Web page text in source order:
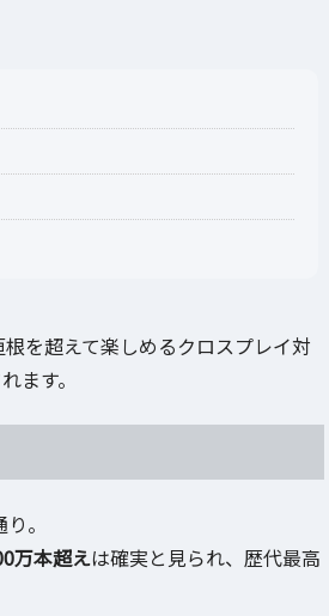
を超えて楽しめるクロスプレイ対
ます。
。
万本超えは確実と見られ、歴代最高